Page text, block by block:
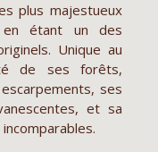
plus majestueux
en étant un des
Unique au
de ses forêts,
ses
et sa